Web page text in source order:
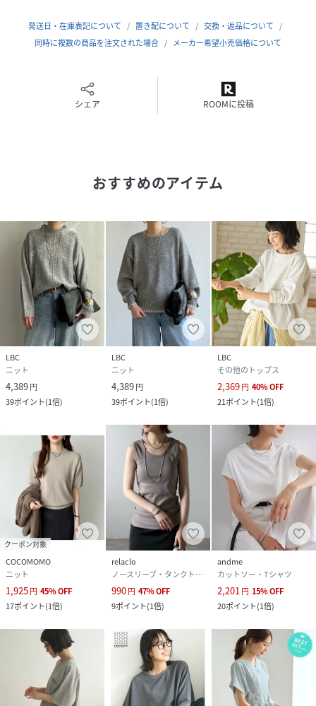
発送日・在庫表記について 置き配について
交換・返品について
同時に複数の商品を注文された場合
メーカー希望小売価格について
シェア ROOMに投稿
おすすめのアイテム
LBC
ニット
4,389円
39ポイント(1倍)
LBC
ニット
4,389円
39ポイント(1倍)
LBC
その他のトップス
2,369円 40%OFF
21ポイント(1倍)
クーポン対象
COCOMOMO
ニット
1,925円 45%OFF
17ポイント(1倍)
relaclo
ノースリーブ・タンクトップ
990円 47%OFF
9ポイント(1倍)
andme
カットソー・Tシャツ
2,201円 15%OFF
20ポイント(1倍)